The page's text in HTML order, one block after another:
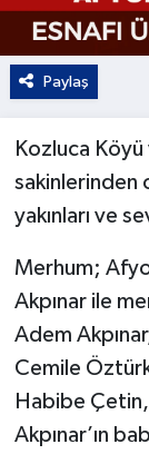
Paylaş
Kozluca
sakinlerinden
yakınları ve
Merhum;
Akpınar ile
Adem
Cemile
Habibe
Akpınar’ın